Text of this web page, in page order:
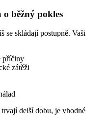
o běžný pokles
se skládají postupně. Vaši
příčiny
zátěži
delší dobu, je vhodné